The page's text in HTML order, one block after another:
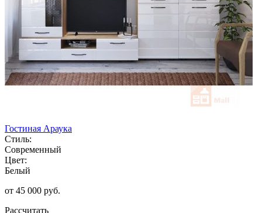
Гостиная Араука
Стиль:
Современный
Цвет:
Белый
от 45 000 руб.
Рассчитать